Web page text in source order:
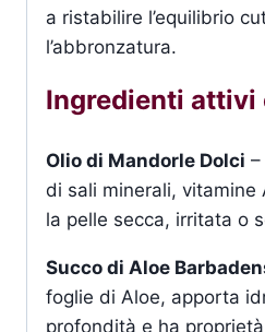
a ristabilire l’equilibrio
l’abbronzatura.
Ingredienti attivi
Olio di Mandorle Dolci
di sali minerali, vitamine
la pelle secca, irritata o
Succo di Aloe
foglie di Aloe, apporta
profondità e ha